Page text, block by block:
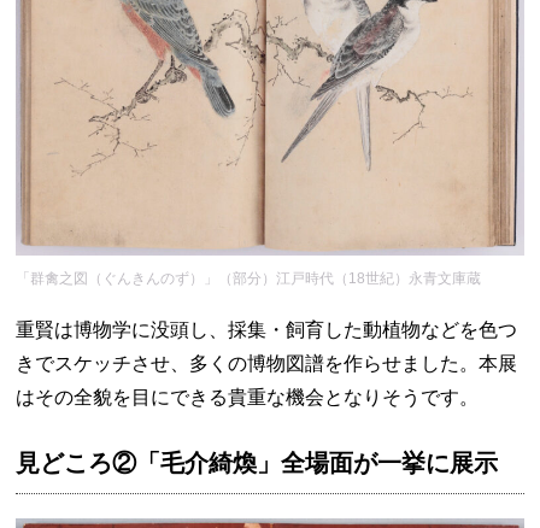
「群禽之図（ぐんきんのず）」（部分）江戸時代（18世紀）永青文庫蔵
重賢は博物学に没頭し、採集・飼育した動植物などを色つ
きでスケッチさせ、多くの博物図譜を作らせました。本展
はその全貌を目にできる貴重な機会となりそうです。
見どころ②「毛介綺煥」全場面が一挙に展示